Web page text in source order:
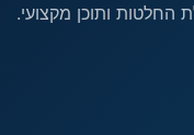
החלטות ותוכן מקצועי.